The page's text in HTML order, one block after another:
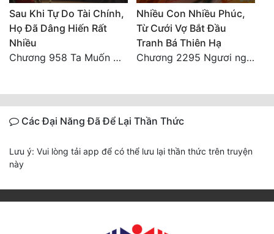
Sau Khi Tự Do Tài Chính,
Họ Đã Dâng Hiến Rất
Nhiều
Chương 958 Ta Muốn Cùng Các Cô Vĩnh Viễn Ở Bên Nhau (2) Hết
Nhiều Con Nhiều Phúc,
Từ Cưới Vợ Bắt Đầu
Tranh Bá Thiên Hạ
Chương 2295 Ngươi nghĩ chuyện Đại Viêm tiên triều làm có thể giấu được thiên hạ sao?
Các Đại Năng Đã Để Lại Thần Thức
Lưu ý: Vui lòng tải app để có thể lưu lại thần thức trên truyện
này